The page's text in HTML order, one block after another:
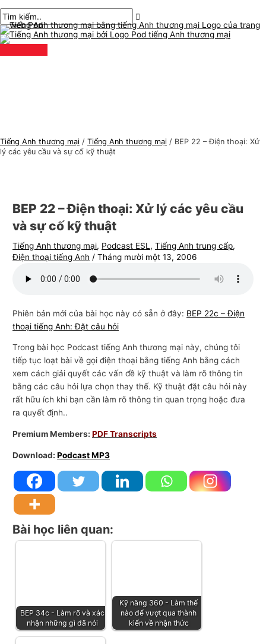
đến
nội
dung
đơn
chính
Tiếng Anh thương mại / Tiếng Anh thương mại / BEP 22 – Điện thoại: Xử
lý các yêu cầu và sự cố kỹ thuật
BEP 22 – Điện thoại: Xử lý các yêu cầu
và sự cố kỹ thuật
Tiếng Anh thương mại, Podcast ESL ,Tiếng Anh trung cấp,
Điện thoại tiếng Anh /Tháng mười một 13, 2006
Phiên bản mới của bài học này có sẵn ở đây: BEP 22c – Điện
thoại tiếng Anh: Đặt câu hỏi
Trong bài học Podcast tiếng Anh thương mại này, chúng tôi
tiếp tục loạt bài về gọi điện thoại bằng tiếng Anh bằng cách
xem cách giải quyết các vấn đề kỹ thuật và làm rõ thông tin
bằng các câu hỏi lựa chọn thay thế. Kỹ thuật đặt câu hỏi này
rất hữu ích khi bạn cần làm rõ thông tin quan trọng hoặc đưa
ra quyết định..
Premium Members:PDF Transcripts
Download:Podcast MP3
Bài học liên quan:
BEP 34c - Làm rõ và xác
nhận những gì đã nói
Kỹ năng 360 - Làm thế
nào để vượt qua thành
kiến ​​về nhận thức
chuyển
hướng
ở
đây..
mail*
C
h
ủ
đ
g
t
h
ư
ơ
m
ạ
i
T
ì
m
k